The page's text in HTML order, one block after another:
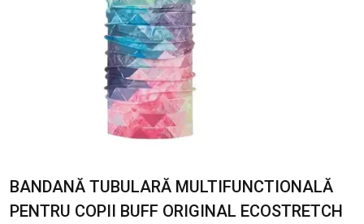
BANDANĂ TUBULARĂ MULTIFUNCTIONALĂ
PENTRU COPII BUFF ORIGINAL ECOSTRETCH